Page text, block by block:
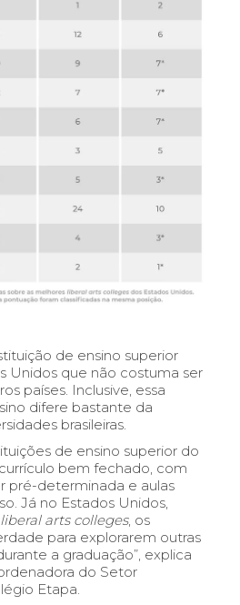
de ensino superior
Unidos que não costuma ser
países. Inclusive, essa
difere bastante da
brasileiras.
de ensino superior do
bem fechado, com
pré-determinada e aulas
Já no Estados Unidos,
liberal arts colleges, os
para explorarem outras
a graduação”, explica
do Setor
gio Etapa.